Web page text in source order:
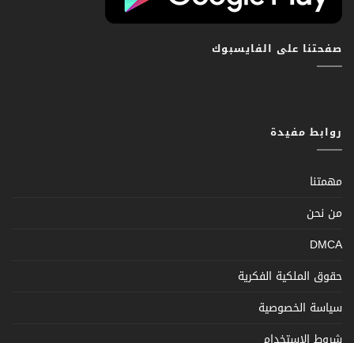
صفحتنا على الفايسبوك
روابط مفيدة
مهمتنا
من نحن
DMCA
حقوق الملكية الفكرية
سياسة الخصوصية